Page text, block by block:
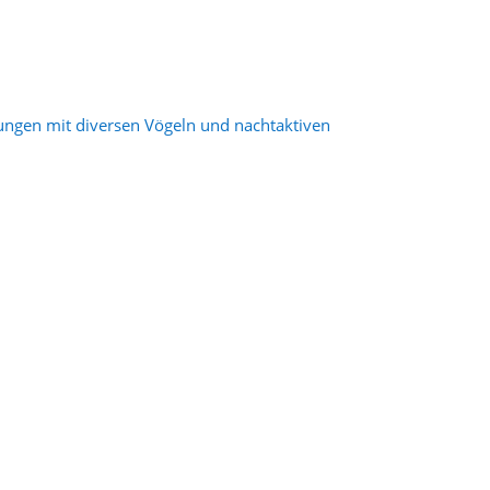
mit diversen Vögeln und nachtaktiven